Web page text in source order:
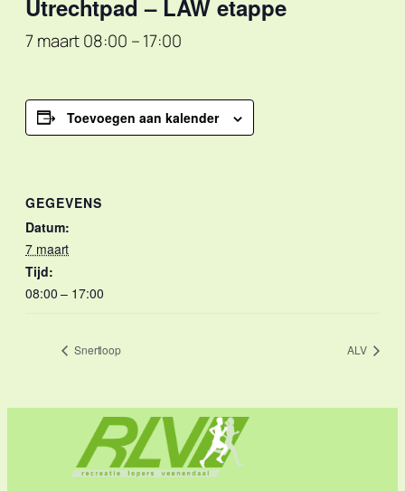
Utrechtpad – LAW etappe
7 maart 08:00 –17:00
Toevoegen aan kalender
GEGEVENS
Datum:
7 maart
Tijd:
08:00 – 17:00
Snertloop ALV